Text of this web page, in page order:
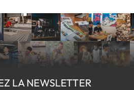
LA NEWSLETTER